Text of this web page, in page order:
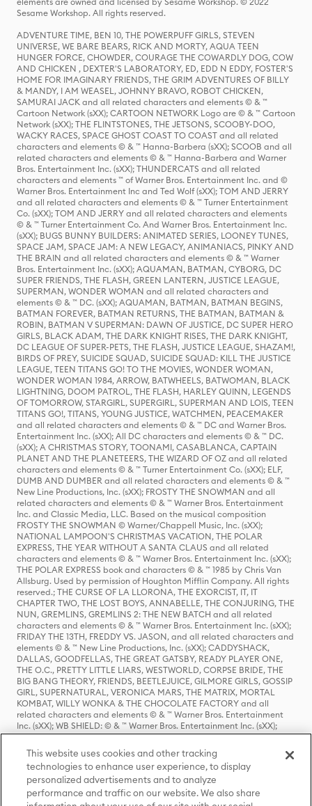
Sesame Workshop. All rights reserved.
ADVENTURE TIME, BEN 10, THE POWERPUFF GIRLS, STEVEN
UNIVERSE, WE BARE BEARS, RICK AND MORTY, AQUA TEEN
HUNGER FORCE, CHOWDER, COURAGE THE COWARDLY DOG, COW
AND CHICKEN , DEXTER'S LABORATORY, ED, EDD N EDDY, FOSTER'S
HOME FOR IMAGINARY FRIENDS, THE GRIM ADVENTURES OF BILLY
& MANDY, I AM WEASEL, JOHNNY BRAVO, ROBOT CHICKEN,
SAMURAI JACK and all related characters and elements © & ™
Cartoon Network (sXX); CARTOON NETWORK Logo are © & ™ Cartoon
Network (sXX); THE FLINTSTONES, THE JETSONS, SCOOBY-DOO,
WACKY RACES, SPACE GHOST COAST TO COAST and all related
characters and elements © & ™ Hanna-Barbera (sXX); SCOOB and all
related characters and elements © & ™ Hanna-Barbera and Warner
Bros. Entertainment Inc. (sXX); THUNDERCATS and all related
characters and elements ™ of Warner Bros. Entertainment Inc. and ©
Warner Bros. Entertainment Inc and Ted Wolf (sXX); TOM AND JERRY
and all related characters and elements © & ™ Turner Entertainment
Co. (sXX); TOM AND JERRY and all related characters and elements
© & ™ Turner Entertainment Co. And Warner Bros. Entertainment Inc.
(sXX); BUGS BUNNY BUILDERS: ANIMATED SERIES, LOONEY TUNES,
SPACE JAM, SPACE JAM: A NEW LEGACY, ANIMANIACS, PINKY AND
THE BRAIN and all related characters and elements © & ™ Warner
Bros. Entertainment Inc. (sXX); AQUAMAN, BATMAN, CYBORG, DC
SUPER FRIENDS, THE FLASH, GREEN LANTERN, JUSTICE LEAGUE,
SUPERMAN, WONDER WOMAN and all related characters and
elements © & ™ DC. (sXX); AQUAMAN, BATMAN, BATMAN BEGINS,
BATMAN FOREVER, BATMAN RETURNS, THE BATMAN, BATMAN &
ROBIN, BATMAN V SUPERMAN: DAWN OF JUSTICE, DC SUPER HERO
GIRLS, BLACK ADAM, THE DARK KNIGHT RISES, THE DARK KNIGHT,
DC LEAGUE OF SUPER-PETS, THE FLASH, JUSTICE LEAGUE, SHAZAM!,
BIRDS OF PREY, SUICIDE SQUAD, SUICIDE SQUAD: KILL THE JUSTICE
LEAGUE, TEEN TITANS GO! TO THE MOVIES, WONDER WOMAN,
WONDER WOMAN 1984, ARROW, BATWHEELS, BATWOMAN, BLACK
LIGHTNING, DOOM PATROL, THE FLASH, HARLEY QUINN, LEGENDS
OF TOMORROW, STARGIRL, SUPERGIRL, SUPERMAN AND LOIS, TEEN
TITANS GO!, TITANS, YOUNG JUSTICE, WATCHMEN, PEACEMAKER
and all related characters and elements © & ™ DC and Warner Bros.
Entertainment Inc. (sXX); All DC characters and elements © & ™ DC.
(sXX); A CHRISTMAS STORY, TOONAMI, CASABLANCA, CAPTAIN
PLANET AND THE PLANETEERS, THE WIZARD OF OZ and all related
characters and elements © & ™ Turner Entertainment Co. (sXX); ELF,
DUMB AND DUMBER and all related characters and elements © & ™
New Line Productions, Inc. (sXX); FROSTY THE SNOWMAN and all
related characters and elements © & ™ Warner Bros. Entertainment
Inc. and Classic Media, LLC. Based on the musical composition
FROSTY THE SNOWMAN © Warner/Chappell Music, Inc. (sXX);
NATIONAL LAMPOON'S CHRISTMAS VACATION, THE POLAR
EXPRESS, THE YEAR WITHOUT A SANTA CLAUS and all related
characters and elements © & ™ Warner Bros. Entertainment Inc. (sXX);
THE POLAR EXPRESS book and characters © & ™ 1985 by Chris Van
Allsburg. Used by permission of Houghton Mifflin Company. All rights
reserved.; THE CURSE OF LA LLORONA, THE EXORCIST, IT, IT
CHAPTER TWO, THE LOST BOYS, ANNABELLE, THE CONJURING, THE
NUN, GREMLINS, GREMLINS 2: THE NEW BATCH and all related
characters and elements © & ™ Warner Bros. Entertainment Inc. (sXX);
FRIDAY THE 13TH, FREDDY VS. JASON, and all related characters and
elements © & ™ New Line Productions, Inc. (sXX); CADDYSHACK,
DALLAS, GOODFELLAS, THE GREAT GATSBY, READY PLAYER ONE,
THE O.C., PRETTY LITTLE LIARS, WESTWORLD, CORPSE BRIDE, THE
BIG BANG THEORY, FRIENDS, BEETLEJUICE, GILMORE GIRLS, GOSSIP
GIRL, SUPERNATURAL, VERONICA MARS, THE MATRIX, MORTAL
KOMBAT, WILLY WONKA & THE CHOCOLATE FACTORY and all
related characters and elements © & ™ Warner Bros. Entertainment
Inc. (sXX); WB SHIELD: © & ™ Warner Bros. Entertainment Inc. (sXX);
HOUSE OF THE DRAGON, GAME OF THRONES, and all related
characters and elements © & ™ Home Box Office, Inc. (sXX); CHILLING
ADVENTURES OF SABRINA, RIVERDALE © & ™ Warner Bros.
Entertainment Inc. Archie Comics and all related characters and
elements © & ™ Archie Comic Publications, Inc. Used with permission.
(sXX); SEINFELD and all related characters and elements © & ™ Castle
Rock Entertainment. (sXX); TED LASSO © & ™ Warner Bros.
This website uses cookies and other tracking
technologies to enhance user experience, to display
personalized advertisements and to analyze
performance and traffic on our website. We also share